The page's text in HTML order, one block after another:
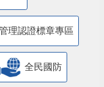
理認證標章專區
全民國防